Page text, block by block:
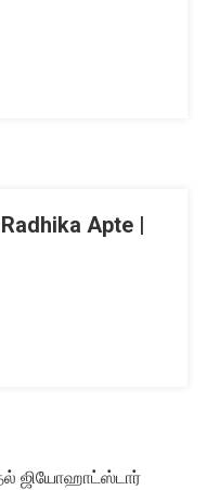
Apte |
ஜியோஹாட்ஸ்டார்